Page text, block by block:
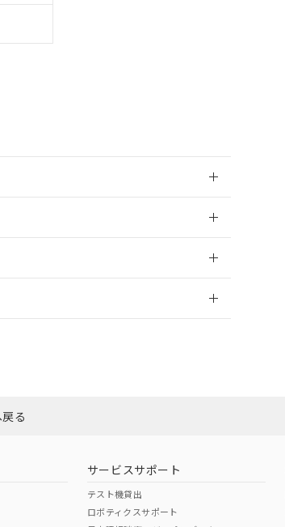
る
サービスサポート
テスト機貸出
ロボティクスサポート